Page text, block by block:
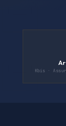
Kbis ·